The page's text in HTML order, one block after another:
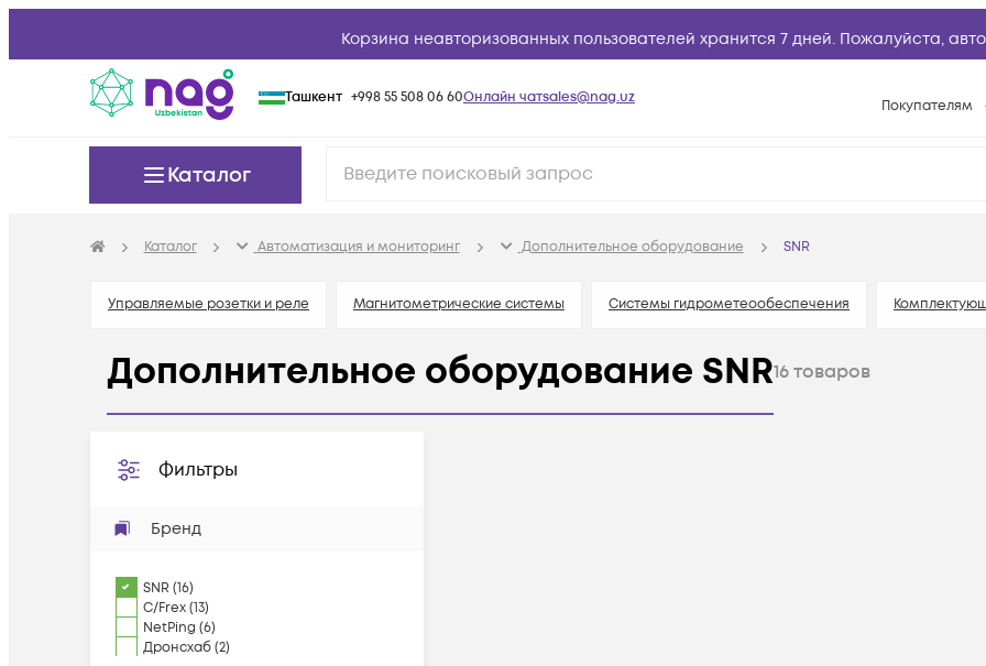
Корзина неавторизованных пользователей хранится 7 дней. Пожалуйста,
Ташкент +998 55 508 06 60Онлайн чатsales@nag.uz Покупателям
Техническая
Каталог
Каталог Автоматизация и мониторинг Дополнительное оборудование SNR
Управляемые розетки и реле Магнитометрические системы Системы гидрометеообеспечения
Дополнительное оборудование SNR16товаров
Фильтры
Бренд
SNR (16)
C/Frex(13)
NetPing (6)
Дронсхаб(2)